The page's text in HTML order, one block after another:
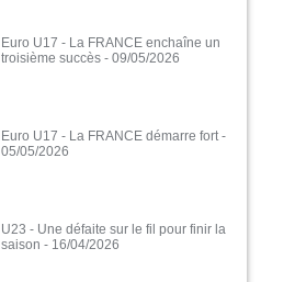
Euro U17 - La FRANCE enchaîne un
troisième succès - 09/05/2026
Euro U17 - La FRANCE démarre fort -
05/05/2026
U23 - Une défaite sur le fil pour finir la
saison - 16/04/2026